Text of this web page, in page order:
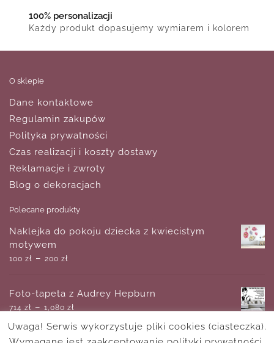
100% personalizacji
Każdy produkt dopasujemy wymiarem i kolorem
O sklepie
Dane kontaktowe
Regulamin zakupów
Polityka prywatności
Czas realizacji i koszty dostawy
Reklamacje i zwroty
Blog o dekoracjach
Polecane produkty
Naklejka do pokoju dziecka z kwiecistym
motywem
100 zł – 200 zł
Foto-tapeta z Audrey Hepburn
714 zł – 1,080 zł
Uwaga! Serwis wykorzystuje pliki cookies (ciasteczka).